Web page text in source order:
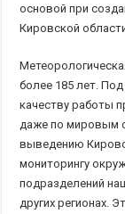
основой при
Кировской
более 185 лет.
качеству работы
даже по мировым
выведению
мониторингу
подразделений
других регионах.